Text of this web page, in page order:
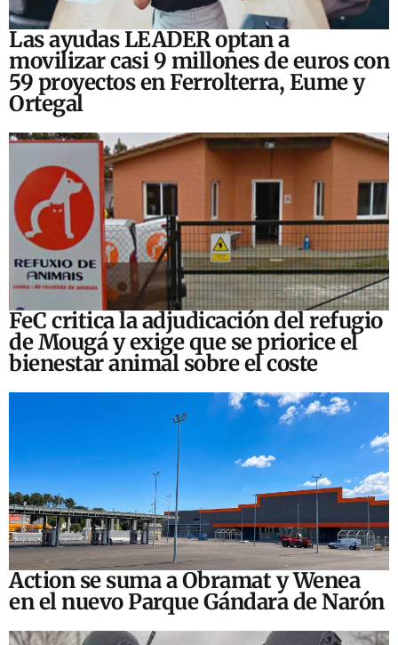
Las ayudas LEADER optan a
movilizar casi 9 millones de euros con
59 proyectos en Ferrolterra, Eume y
Ortegal
FeC critica la adjudicación del refugio
de Mougá y exige que se priorice el
bienestar animal sobre el coste
Action se suma a Obramat y Wenea
en el nuevo Parque Gándara de Narón